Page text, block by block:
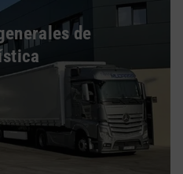
de